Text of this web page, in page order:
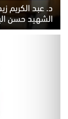
د. عبد الكريم
الشهيد حسن
السبت 8 أغسطس 2026 10:46 ص